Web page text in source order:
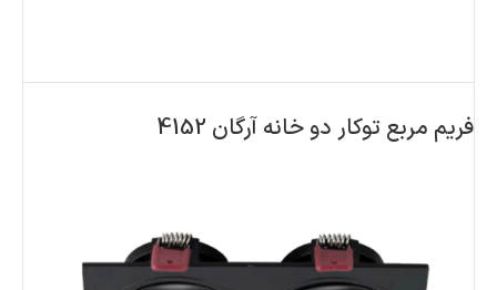
فریم مربع توکار دو خانه آرگان 4152